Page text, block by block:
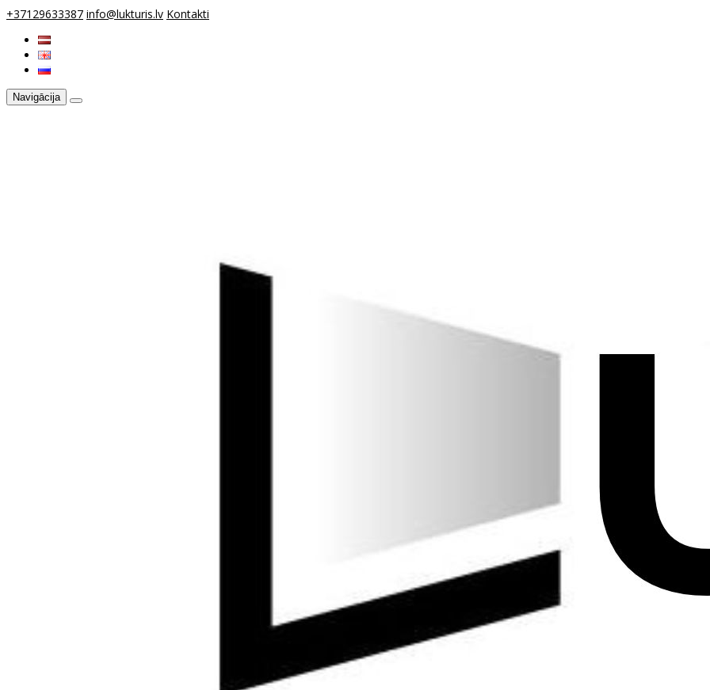
+37129633387 info@lukturis.lv Kontakti
Navigācija